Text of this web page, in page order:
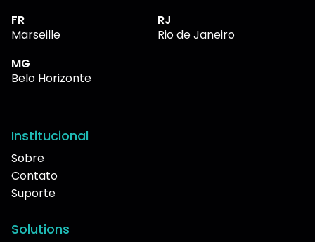
FR
Marseille
RJ
Rio de Janeiro
MG
Belo Horizonte
Institucional
Sobre
Contato
Suporte
Solutions